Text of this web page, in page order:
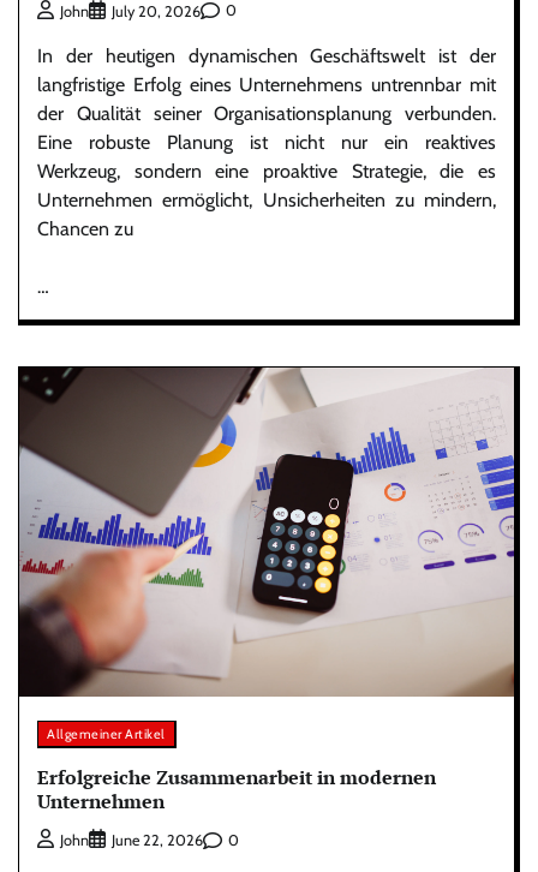
John July 20, 2026 0
In der heutigen dynamischen Geschäftswelt ist der
langfristige Erfolg eines Unternehmens untrennbar mit
der Qualität seiner Organisationsplanung verbunden.
Eine robuste Planung ist nicht nur ein reaktives
Werkzeug, sondern eine proaktive Strategie, die es
Unternehmen ermöglicht, Unsicherheiten zu mindern,
Chancen zu
…
Allgemeiner Artikel
Erfolgreiche Zusammenarbeit in modernen
Unternehmen
John June 22, 2026 0